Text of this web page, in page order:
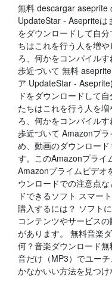
無料 descargar aseprite
UpdateStar - Asepriteは
をダウンロードして自
ちはこれを行う人を増
ろ、何かをコンパイル
歩近づいて 無料
ア UpdateStar -
ドをダウンロードして
たちはこれを行う人を
ろ、何かをコンパイル
歩近づいて Amazonプ
め、動画のダウンロー
す。このAmazonプライ
Amazonプライムビデオ
ウンロードでの注意点
ドできるソフト スマー
購入するには？ ソフト
コンテンツやサービス
があります。 無料音楽
何？音楽ダウンロード
音だけ（MP3）でユー
かなかいい方法を見つ